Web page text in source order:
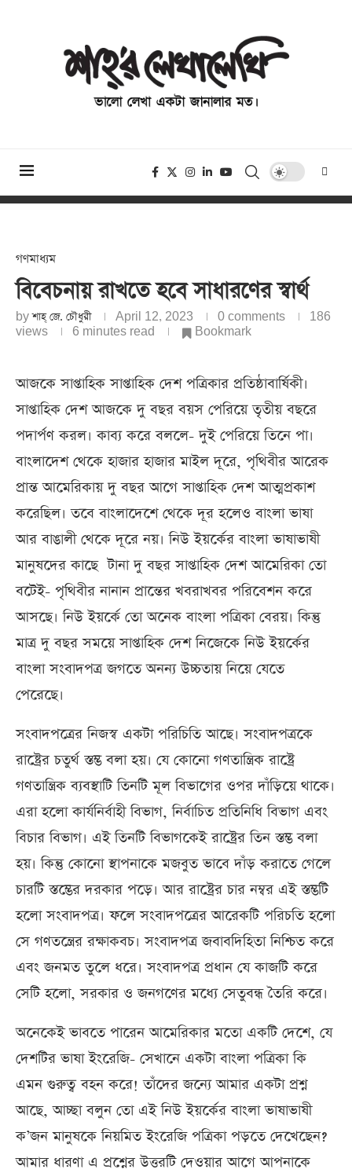
গণমাধ্যম
বিবেচনায় রাখতে হবে সাধারণের স্বার্থ
byশাহ্‌ জে. চৌধুরী April 12, 2023 0 comments
186
views
6 minutes read Bookmark
আজকে সাপ্তাহিক সাপ্তাহিক দেশ পত্রিকার প্রতিষ্ঠাবার্ষিকী।
সাপ্তাহিক দেশ আজকে দু বছর বয়স পেরিয়ে তৃতীয় বছরে
পদার্পণ করল। কাব্য করে বললে- দুই পেরিয়ে তিনে পা।
বাংলাদেশ থেকে হাজার হাজার মাইল দূরে, পৃথিবীর আরেক
প্রান্ত আমেরিকায় দু বছর আগে সাপ্তাহিক দেশ আত্মপ্রকাশ
করেছিল। তবে বাংলাদেশে থেকে দূর হলেও বাংলা ভাষা
আর বাঙালী থেকে দূরে নয়। নিউ ইয়র্কের বাংলা ভাষাভাষী
মানুষদের কাছে টানা দু বছর সাপ্তাহিক দেশ আমেরিকা তো
বটেই- পৃথিবীর নানান প্রান্তের খবরাখবর পরিবেশন করে
আসছে। নিউ ইয়র্কে তো অনেক বাংলা পত্রিকা বেরয়। কিন্তু
মাত্র দু বছর সময়ে সাপ্তাহিক দেশ নিজেকে নিউ ইয়র্কের
বাংলা সংবাদপত্র জগতে অনন্য উচ্চতায় নিয়ে যেতে
পেরেছে।
সংবাদপত্রের নিজস্ব একটা পরিচিতি আছে। সংবাদপত্রকে
রাষ্ট্রের চতুর্থ স্তম্ভ বলা হয়। যে কোনো গণতান্ত্রিক রাষ্ট্রে
গণতান্ত্রিক ব্যবস্থাটি তিনটি মূল বিভাগের ওপর দাঁড়িয়ে থাকে।
এরা হলো কার্যনির্বাহী বিভাগ, নির্বাচিত প্রতিনিধি বিভাগ এবং
বিচার বিভাগ। এই তিনটি বিভাগকেই রাষ্ট্রের তিন স্তম্ভ বলা
হয়। কিন্তু কোনো স্থাপনাকে মজবুত ভাবে দাঁড় করাতে গেলে
চারটি স্তম্ভের দরকার পড়ে। আর রাষ্ট্রের চার নম্বর এই স্তম্ভটি
হলো সংবাদপত্র। ফলে সংবাদপত্রের আরেকটি পরিচতি হলো
সে গণতন্ত্রের রক্ষাকবচ। সংবাদপত্র জবাবদিহিতা নিশ্চিত করে
এবং জনমত তুলে ধরে। সংবাদপত্র প্রধান যে কাজটি করে
সেটি হলো, সরকার ও জনগণের মধ্যে সেতুবন্ধ তৈরি করে।
অনেকেই ভাবতে পারেন আমেরিকার মতো একটি দেশে, যে
দেশটির ভাষা ইংরেজি- সেখানে একটা বাংলা পত্রিকা কি
এমন গুরুত্ব বহন করে! তাঁদের জন্যে আমার একটা প্রশ্ন
আছে, আচ্ছা বলুন তো এই নিউ ইয়র্কের বাংলা ভাষাভাষী
ক’জন মানুষকে নিয়মিত ইংরেজি পত্রিকা পড়তে দেখেছেন?
আমার ধারণা এ প্রশ্নের উত্তরটি দেওয়ার আগে আপনাকে